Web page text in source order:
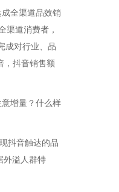
全渠道品效销
渠道消费者，
成对行业、品
，抖音销售额
增量？什么样
抖音触达的品
外溢人群特